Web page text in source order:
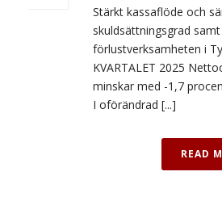
Stärkt kassaflöde och
skuldsättningsgrad
förlustverksamheten i
KVARTALET 2025
minskar med -1,7
I oförändrad [...]
READ